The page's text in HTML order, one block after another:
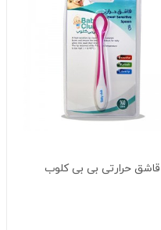
قاشق حرارتی بی بی کلوب